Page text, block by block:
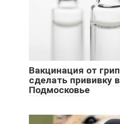
Вакцинация от
сделать прививку
Подмосковье